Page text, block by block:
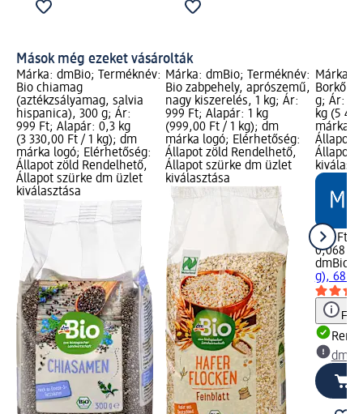
Mások még ezeket vásárolták
Márka: dmBio; Terméknév:
Bio chiamag
(aztékzsályamag, salvia
hispanica), 300 g; Ár:
999 Ft; Alapár: 0,3 kg
(3 330,00 Ft / 1 kg); dm
márka logó; Elérhetőség:
Állapot zöld Rendelhető,
Állapot szürke dm üzlet
kiválasztása
Márka: dmBio; Terméknév:
Bio zabpehely, aprószemű,
nagy kiszerelés, 1 kg; Ár:
999 Ft; Alapár: 1 kg
(999,00 Ft / 1 kg); dm
márka logó; Elérhetőség:
Állapot zöld Rendelhető,
Állapot szürke dm üzlet
kiválasztása
Márka:
Borkő
g; Ár:
kg (5
márka
Állapot
Állapot
369 Ft
0,068 kg
dmBio
g), 68 g
dm